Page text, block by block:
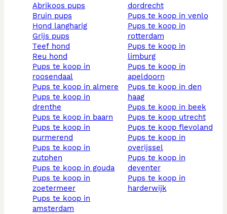
abrikoos pups
bruin pups
hond langharig
grijs pups
teef hond
reu hond
pups te koop in
roosendaal
pups te koop in almere
pups te koop in
drenthe
pups te koop in baarn
pups te koop in
purmerend
pups te koop in
zutphen
pups te koop in gouda
pups te koop in
zoetermeer
pups te koop in
amsterdam
dordrecht
pups te koop in venlo
pups te koop in
rotterdam
pups te koop in
limburg
pups te koop in
apeldoorn
pups te koop in den
haag
pups te koop in beek
pups te koop utrecht
pups te koop flevoland
pups te koop in
overijssel
pups te koop in
deventer
pups te koop in
harderwijk